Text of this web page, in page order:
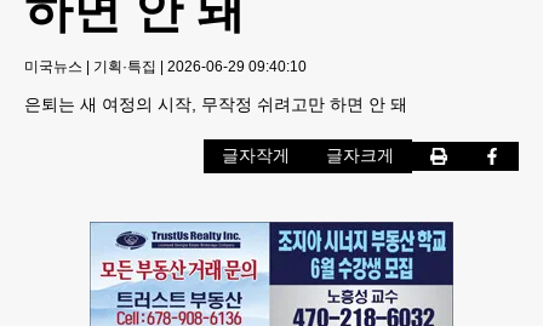
미국뉴스 | 기획·특집 | 2026-06-29 09:40:10
은퇴는 새 여정의 시작, 무작정 쉬려고만 하면 안 돼
글자작게 글자크게